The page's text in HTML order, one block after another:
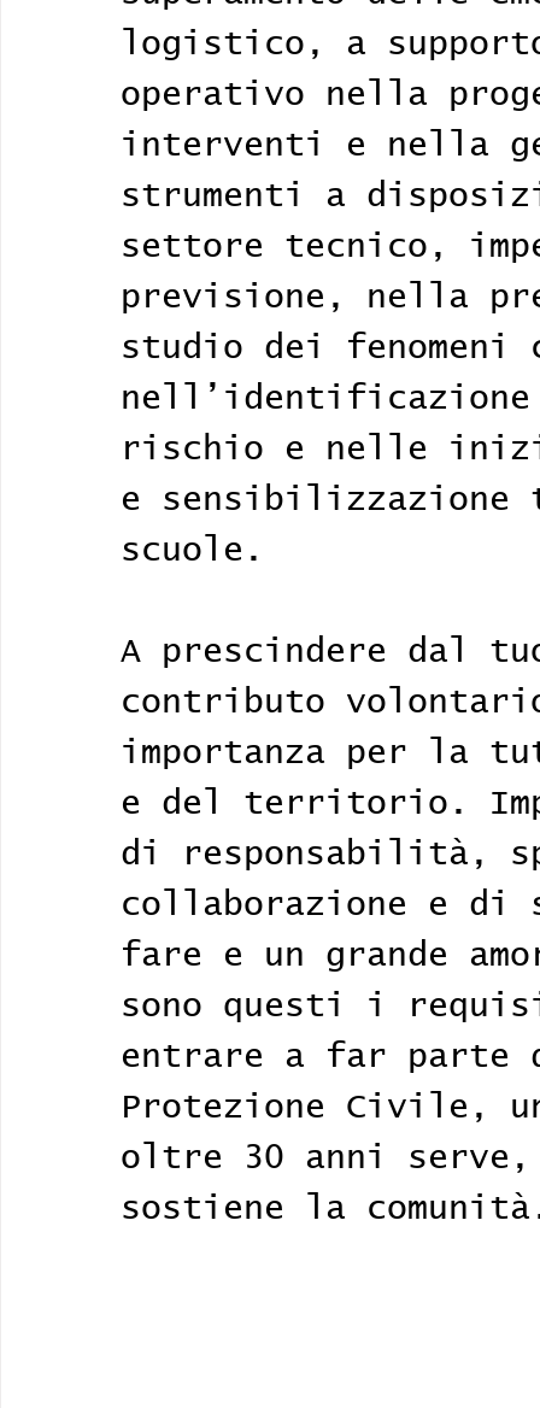
logistico, a
operativo nella
interventi e nella
strumenti a
settore tecnico,
previsione, nella
studio dei
rischio e nelle
e sensibilizzazione
scuole.
A prescindere dal
contributo
importanza per la
e del territorio.
di responsabilità,
collaborazione e
fare e un grande
sono questi i
entrare a far parte
Protezione Civile,
oltre 30 anni
sostiene la